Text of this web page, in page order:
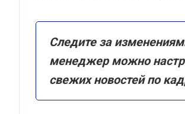
Следите за
менеджер можно
свежих новостей по